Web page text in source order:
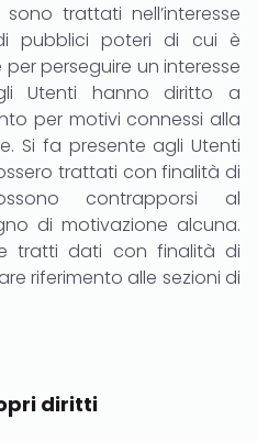
trattati nell’interesse
di pubblici poteri di cui è
perseguire un interesse
Utenti hanno diritto a
per motivi connessi alla
Si fa presente agli Utenti
trattati con finalità di
contrapporsi al
di motivazione alcuna.
tratti dati con finalità di
riferimento alle sezioni di
diritti